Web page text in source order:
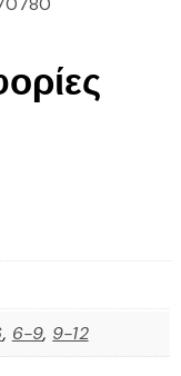
, 6-9, 9-12